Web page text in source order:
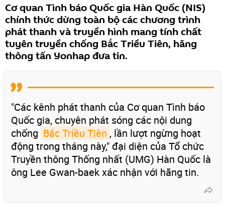
Cơ quan Tình báo Quốc gia Hàn Quốc (NIS)
chính thức dừng toàn bộ các chương trình
phát thanh và truyền hình mang tính chất
tuyên truyền chống Bắc Triều Tiên, hãng
thông tấn Yonhap đưa tin.
"Các kênh phát thanh của Cơ quan Tình báo
Quốc gia, chuyên phát sóng các nội dung
chống Bắc Triều Tiên , lần lượt ngừng hoạt
động trong tháng này," đại diện của Tổ chức
Truyền thông Thống nhất (UMG) Hàn Quốc là
ông Lee Gwan-baek xác nhận với hãng tin.